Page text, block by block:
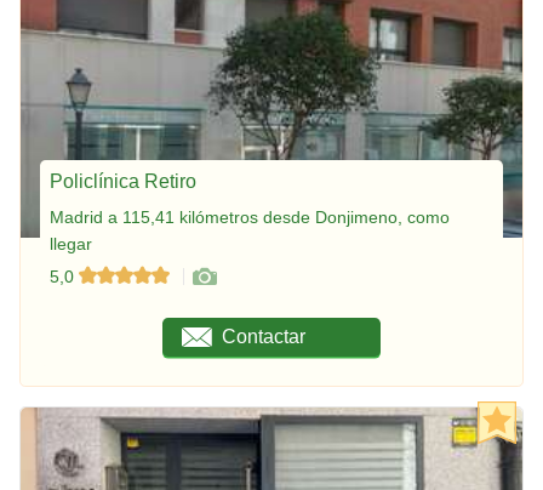
Policlínica Retiro
Madrid a 115,41 kilómetros desde Donjimeno, como
llegar
5,0
Contactar